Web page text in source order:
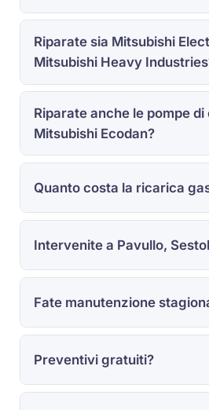
Riparate sia Mitsubishi
Mitsubishi Heavy
Riparate anche le pompe di
Mitsubishi Ecodan?
Quanto costa la ricarica
Intervenite a Pavullo,
Fate manutenzione
Preventivi gratuiti?